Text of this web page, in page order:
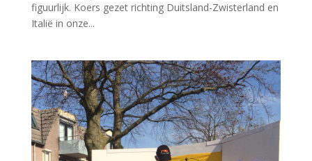
figuurlijk. Koers gezet richting Duitsland-Zwisterland en
Italië in onze...